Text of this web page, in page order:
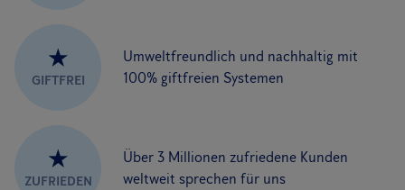
★
GIFTFREI
Umweltfreundlich und nachhaltig mit
100% giftfreien Systemen
★
ZUFRIEDEN
Über 3 Millionen zufriedene Kunden
weltweit sprechen für uns